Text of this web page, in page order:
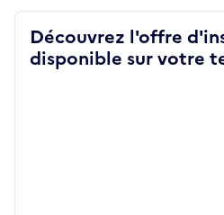
Découvrez l'offre
disponible sur votre